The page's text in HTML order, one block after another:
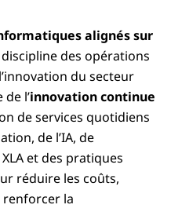
alignés sur
des opérations
du secteur
l’innovation continue
de services quotidiens
de l’IA, de
et des pratiques
réduire les coûts,
la